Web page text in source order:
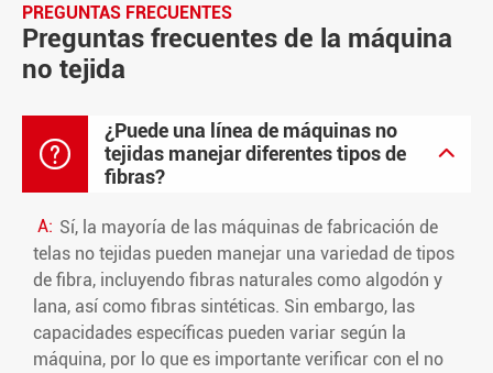
PREGUNTAS FRECUENTES
Preguntas frecuentes de la máquina
no tejida

¿Puede una línea de máquinas no
tejidas manejar diferentes tipos de
fibras?

A: Sí, la mayoría de las máquinas de fabricación de
telas no tejidas pueden manejar una variedad de tipos
de fibra, incluyendo fibras naturales como algodón y
lana, así como fibras sintéticas. Sin embargo, las
capacidades específicas pueden variar según la
máquina, por lo que es importante verificar con el no